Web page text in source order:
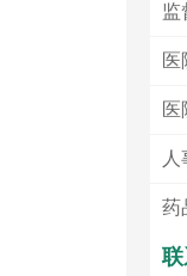
监
医
医
药
门